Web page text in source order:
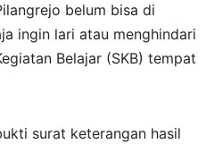
belum bisa di
ingin lari atau menghindari
Belajar (SKB) tempat
surat keterangan hasil